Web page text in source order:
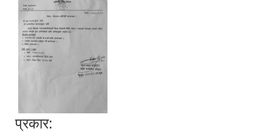
प्रकार: